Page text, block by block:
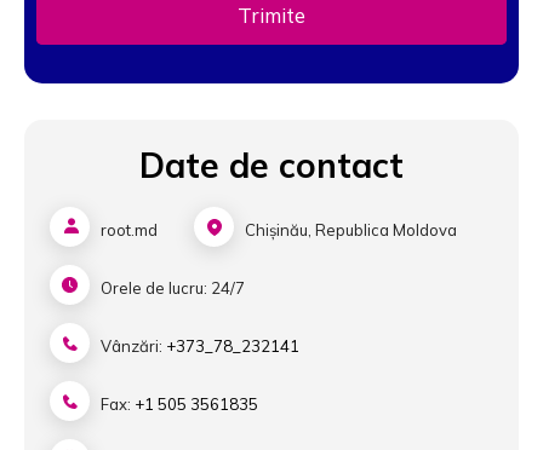
Trimite
Date de contact
root.md Chișinău, Republica Moldova
Orele de lucru: 24/7
Vânzări: +373_78_232141
Fax: +1 505 3561835